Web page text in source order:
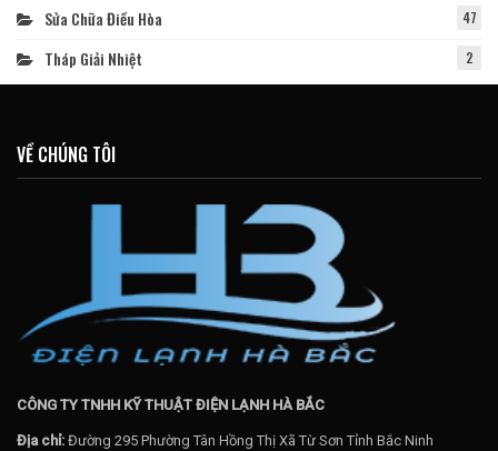
Sửa Chữa Điều Hòa 47
Tháp Giải Nhiệt 2
VỀ CHÚNG TÔI
CÔNG TY TNHH KỸ THUẬT ĐIỆN LẠNH HÀ BẮC
Địa chỉ: Đường 295 Phường Tân Hồng Thị Xã Từ Sơn Tỉnh Bắc Ninh